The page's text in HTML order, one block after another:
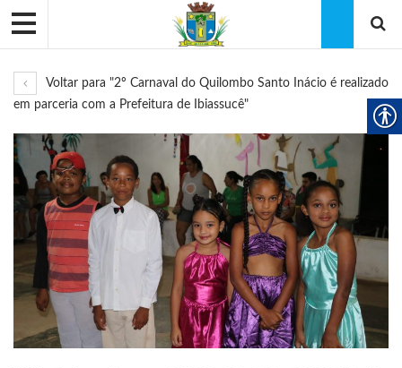
Voltar para "2º Carnaval do Quilombo Santo Inácio é realizado
em parceria com a Prefeitura de Ibiassucê"